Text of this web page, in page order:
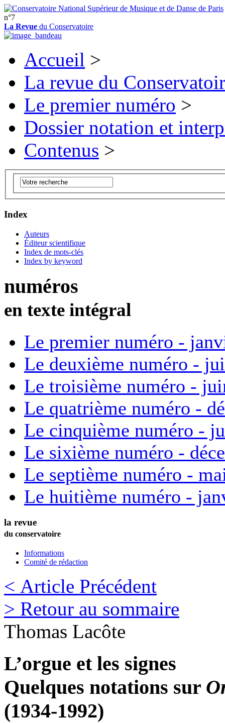
n°7
La Revue du Conservatoire
Accueil >
La revue du
Le premier numéro >
Dossier notation et
Contenus >
Index
Auteurs
Éditeur scientifique
Index de mots-clés
Index by keyword
numéros
en texte intégral
Le premier numéro -
Le deuxième numéro -
Le troisième numéro -
Le quatrième numéro -
Le cinquième numéro -
Le sixième numéro -
Le septième numéro -
Le huitième numéro -
la revue
du conservatoire
Informations
Comité de rédaction
< Article Précédent
> Retour au sommaire
Thomas Lacôte
L’orgue et les signes
Quelques notations sur
(1934-1992)